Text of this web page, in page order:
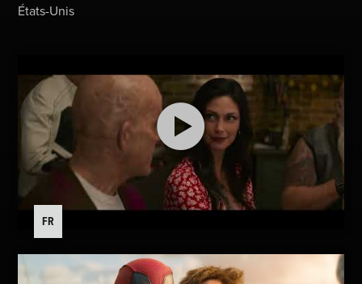
États-Unis
FR